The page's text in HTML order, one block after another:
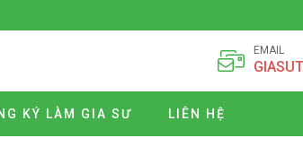
EMAIL
KÝ LÀM GIA SƯ LIÊN HỆ